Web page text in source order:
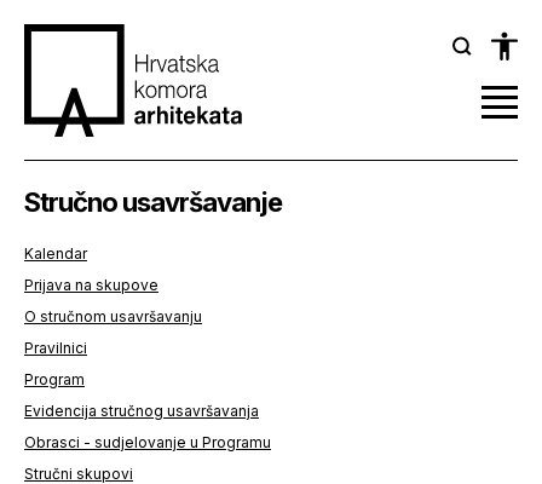
Stručno usavršavanje
Kalendar
Prijava na skupove
O stručnom usavršavanju
Pravilnici
Program
Evidencija stručnog usavršavanja
Obrasci - sudjelovanje u Programu
Stručni skupovi